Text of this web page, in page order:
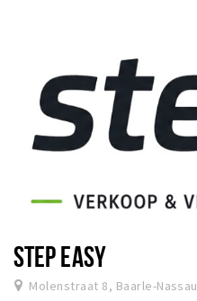
STEP EASY
Molenstraat 8, Baarle-Nassau